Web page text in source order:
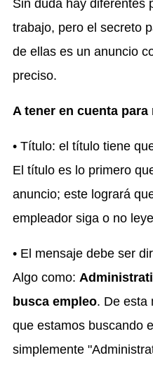
Sin duda hay diferentes
trabajo, pero el secreto
de ellas es un anuncio
preciso.
A tener en cuenta
• Título: el título tiene
El título es lo primero
anuncio; este logrará
empleador siga o no
• El mensaje debe ser
Algo como:
busca empleo. De esta
que estamos buscando
simplemente